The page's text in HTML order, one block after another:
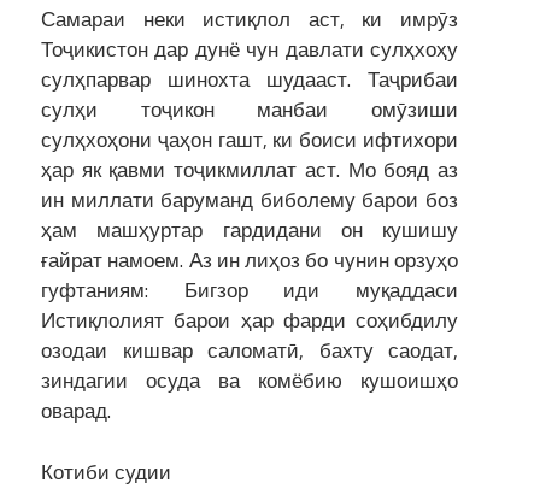
Самараи неки истиқлол аст, ки имрӯз
Тоҷикистон дар дунё чун давлати сулҳхоҳу
сулҳпарвар шинохта шудааст. Таҷрибаи
сулҳи тоҷикон манбаи омӯзиши
сулҳхоҳони ҷаҳон гашт, ки боиси ифтихори
ҳар як қавми тоҷикмиллат аст. Мо бояд аз
ин миллати баруманд биболему барои боз
ҳам машҳуртар гардидани он кушишу
ғайрат намоем. Аз ин лиҳоз бо чунин орзуҳо
гуфтаниям: Бигзор иди муқаддаси
Истиқлолият барои ҳар фарди соҳибдилу
озодаи кишвар саломатӣ, бахту саодат,
зиндагии осуда ва комёбию кушоишҳо
оварад.
Котиби судии